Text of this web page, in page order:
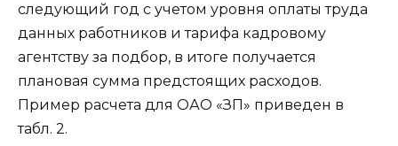
следующий год с учетом уровня оплаты труда
данных работников и тарифа кадровому
агентству за подбор, в итоге получается
плановая сумма предстоящих расходов.
Пример расчета для ОАО «ЗП» приведен в
табл. 2.